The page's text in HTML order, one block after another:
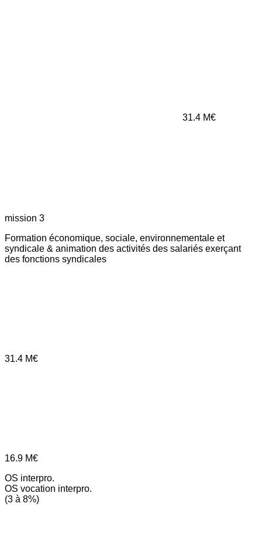
31.4 M€
mission 3
Formation économique, sociale, environnementale et
syndicale & animation des activités des salariés exerçant
des fonctions syndicales
31.4 M€
16.9 M€
OS interpro.
OS vocation interpro.
(3 à 8%)